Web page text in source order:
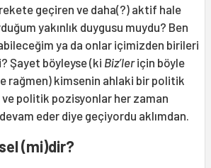
geçiren ve daha(?) aktif hale
yakınlık duygusu muydu? Ben
ya da onlar içimizden birileri
Şayet böyleyse (ki Biz’leriçin böyle
rağmen) kimsenin ahlaki bir politik
politik pozisyonlar her zaman
eder diye geçiyordu aklımdan.
(mi)dir?